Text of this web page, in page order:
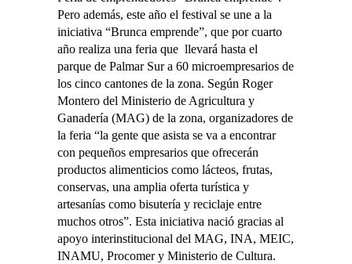
Pero además, este año el festival se une a la
iniciativa “Brunca emprende”, que por cuarto
año realiza una feria que llevará hasta el
parque de Palmar Sur a 60 microempresarios de
los cinco cantones de la zona. Según Roger
Montero del Ministerio de Agricultura y
Ganadería (MAG) de la zona, organizadores de
la feria “la gente que asista se va a encontrar
con pequeños empresarios que ofrecerán
productos alimenticios como lácteos, frutas,
conservas, una amplia oferta turística y
artesanías como bisutería y reciclaje entre
muchos otros”. Esta iniciativa nació gracias al
apoyo interinstitucional del MAG, INA, MEIC,
INAMU, Procomer y Ministerio de Cultura.